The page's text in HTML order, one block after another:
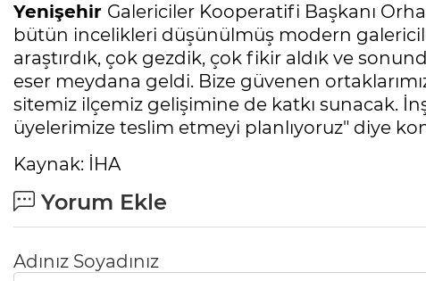
Yenişehir Galericiler Kooperatifi Başkanı
bütün incelikleri düşünülmüş modern
araştırdık, çok gezdik, çok fikir aldık ve
eser meydana geldi. Bize güvenen
sitemiz ilçemiz gelişimine de katkı sunacak.
üyelerimize teslim etmeyi planlıyoruz" diye
Kaynak: İHA
Yorum Ekle
Adınız Soyadınız